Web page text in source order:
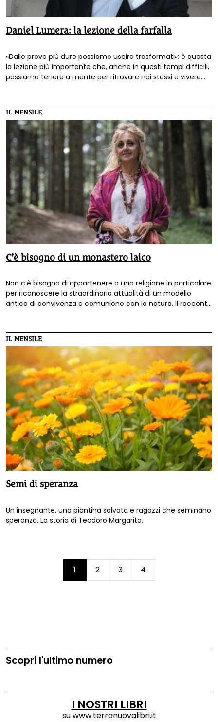
Daniel Lumera: la lezione della farfalla
«Dalle prove più dure possiamo uscire trasformati»: è questa
la lezione più importante che, anche in questi tempi difficili,
possiamo tenere a mente per ritrovare noi stessi e vivere
IL MENSILE
C’è bisogno di un monastero laico
Non c’è bisogno di appartenere a una religione in particolare
per riconoscere la straordinaria attualità di un modello
antico di convivenza e comunione con la natura. Il racconto
IL MENSILE
Semi di speranza
Un insegnante, una piantina salvata e ragazzi che seminano
speranza. La storia di Teodoro Margarita.
Page
navigation
Current
1 Page
2 Page
3 Page
4
Scopri l'ultimo numero
I NOSTRI LIBRI
suwww.terranuovalibri.it